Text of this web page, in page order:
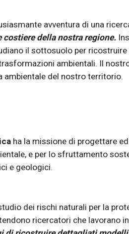
avventura di una
costiere della nostra regione.
il sottosuolo per
ambientali. Il
ambientale del nostro territorio.
ha la missione di progettare
e per lo sfruttamento
e geologici.
dei rischi naturali per la
ricercatori che lavorano